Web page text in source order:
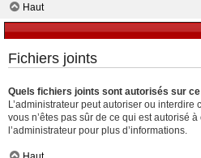
Haut
Fichiers joints
Quels fichiers joints sont autorisés sur
L’administrateur peut autoriser ou interdire
vous n’êtes pas sûr de ce qui est autorisé
l’administrateur pour plus d’informations.